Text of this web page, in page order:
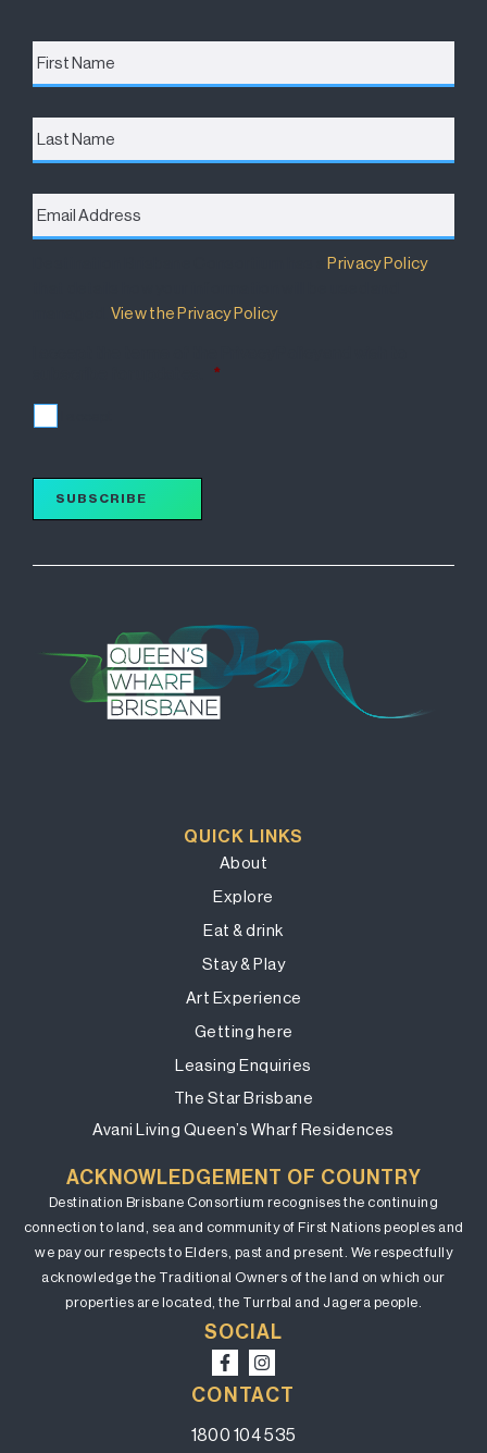
First
Name *
Last
Name
Email
Address *
Destination Brisbane Consortium has aPrivacy Policy
View the Privacy Policy.
*
SUBSCRIBE
QUICK LINKS
About
Explore
Eat & drink
Stay & Play
Art Experience
Getting here
Leasing Enquiries
The Star Brisbane
Avani Living Queen’s Wharf Residences
ACKNOWLEDGEMENT OF COUNTRY
Destination Brisbane Consortium recognises the continuing
connection to land, sea and community of First Nations peoples and
we pay our respects to Elders, past and present. We respectfully
acknowledge the Traditional Owners of the land on which our
properties are located, the Turrbal and Jagera people.
SOCIAL
CONTACT
1800 104 535